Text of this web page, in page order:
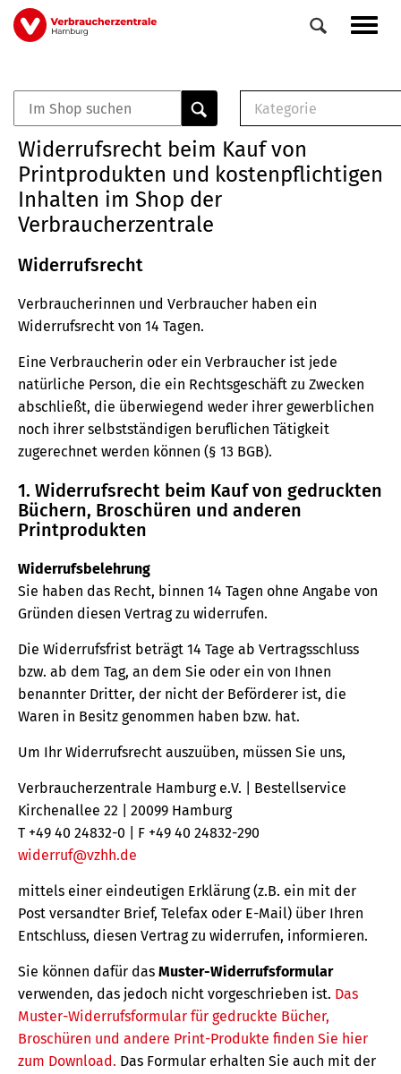
Direkt
zum
Veranstaltungen
0
Elemente
Kategorie
Musterbrief (RTF)
E-Broschüre
Widerrufsrecht beim Kauf von
Printprodukten und kostenpflichtigen
Inhalten im Shop der
Verbraucherzentrale
Widerrufsrecht
Verbraucherinnen und Verbraucher haben ein
Widerrufsrecht von 14 Tagen.
Eine Verbraucherin oder ein Verbraucher ist jede
natürliche Person, die ein Rechtsgeschäft zu Zwecken
abschließt, die überwiegend weder ihrer gewerblichen
noch ihrer selbstständigen beruflichen Tätigkeit
zugerechnet werden können (§ 13 BGB).
1. Widerrufsrecht beim Kauf von gedruckten
Büchern, Broschüren und anderen
Printprodukten
Widerrufsbelehrung
Sie haben das Recht, binnen 14 Tagen ohne Angabe von
Gründen diesen Vertrag zu widerrufen.
Die Widerrufsfrist beträgt 14 Tage ab Vertragsschluss
bzw. ab dem Tag, an dem Sie oder ein von Ihnen
benannter Dritter, der nicht der Beförderer ist, die
Waren in Besitz genommen haben bzw. hat.
Um Ihr Widerrufsrecht auszuüben, müssen Sie uns,
Verbraucherzentrale Hamburg e.V. | Bestellservice
Kirchenallee 22 | 20099 Hamburg
T +49 40 24832-0 | F +49 40 24832-290
widerruf@vzhh.de
mittels einer eindeutigen Erklärung (z.B. ein mit der
Post versandter Brief, Telefax oder E-Mail) über Ihren
Entschluss, diesen Vertrag zu widerrufen, informieren.
Sie können dafür das Muster-Widerrufsformular
verwenden, das jedoch nicht vorgeschrieben ist. Das
Muster-Widerrufsformular für gedruckte Bücher,
Broschüren und andere Print-Produkte finden Sie hier
zum Download. Das Formular erhalten Sie auch mit der